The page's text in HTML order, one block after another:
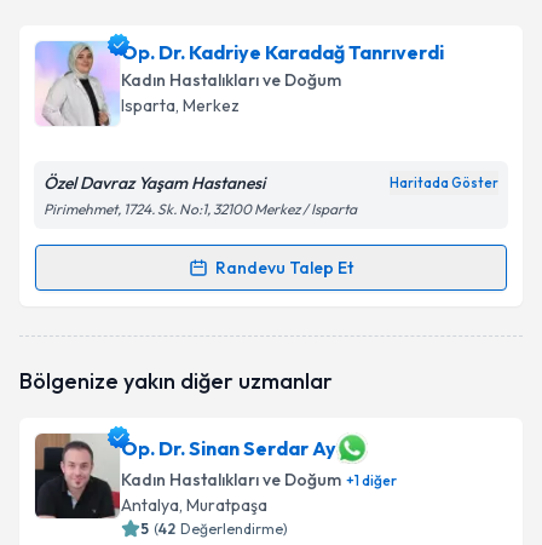
Op. Dr. Sveta Aghayevaiçin randevu takvimi talebi
oluşturun. Size bu uzmandan randevu almanız için bir
takvim hazırlandığında e-posta ile bilgilendireceğiz.
Kişisel verilerimin işlenmesine ilişkin
Metni'ni okudum ve kişisel verilerimin belirtilen
Takvim Talebini Gönder
Op. Dr. Kadriye Karadağ Tanrıverdi
Kadın Hastalıkları ve Doğum
Isparta, Merkez
Özel Davraz Yaşam Hastanesi Haritada Göster
Pirimehmet, 1724. Sk. No:1, 32100 Merkez / Isparta
Randevu Talep Et
Randevu Takvimi Talebi
takvimi talebi oluşturun. Size bu uzmandan randevu
bilgilendireceğiz.
E-posta Adresiniz
Bölgenize yakın diğer uzmanlar
Op. Dr. Sinan Serdar Ay
Kadın Hastalıkları ve Doğum +1diğer
Antalya, Muratpaşa
5 (42 Değerlendirme)